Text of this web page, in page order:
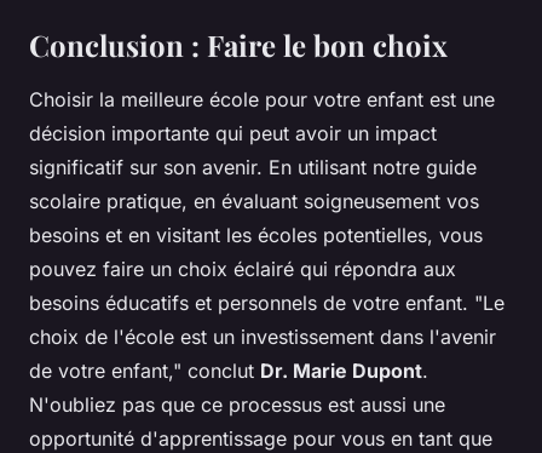
Conclusion : Faire le bon choix
Choisir la meilleure école pour votre enfant est une
décision importante qui peut avoir un impact
significatif sur son avenir. En utilisant notre guide
scolaire pratique, en évaluant soigneusement vos
besoins et en visitant les écoles potentielles, vous
pouvez faire un choix éclairé qui répondra aux
besoins éducatifs et personnels de votre enfant. "Le
choix de l'école est un investissement dans l'avenir
de votre enfant," conclut Dr. Marie Dupont.
N'oubliez pas que ce processus est aussi une
opportunité d'apprentissage pour vous en tant que